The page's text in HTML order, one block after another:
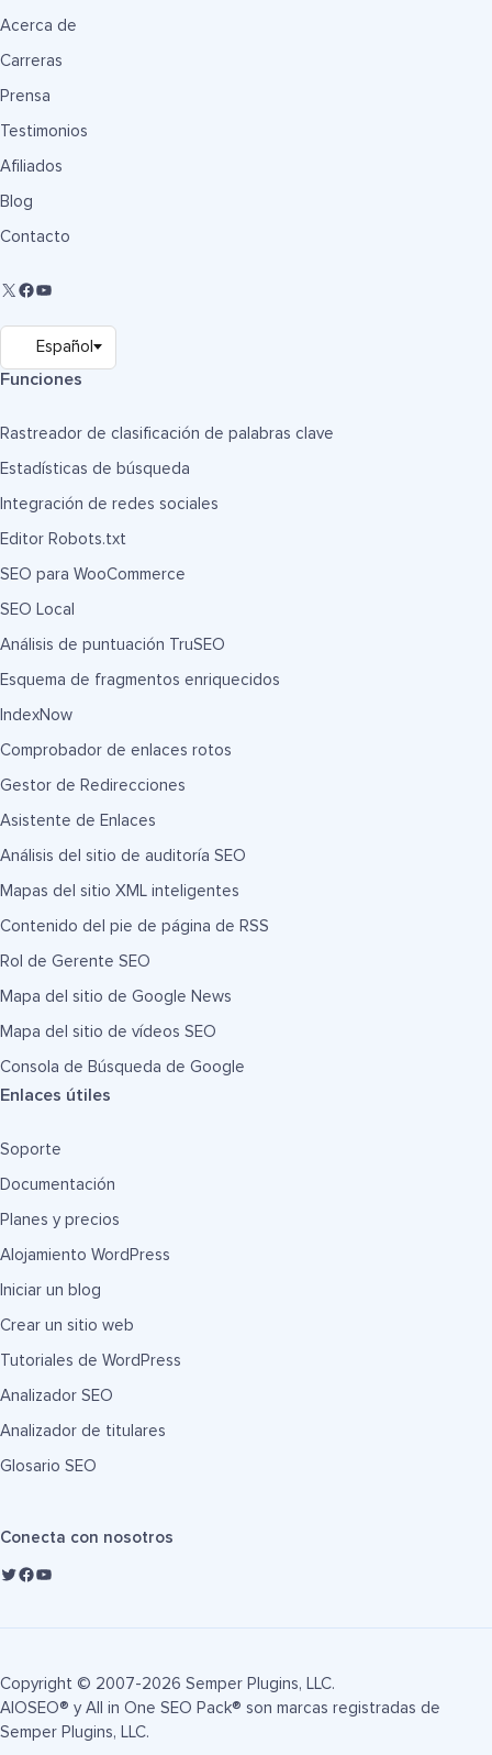
Acerca de
Carreras
Prensa
Testimonios
Afiliados
Blog
Contacto
Funciones
Rastreador de clasificación de palabras clave
Estadísticas de búsqueda
Integración de redes sociales
Editor Robots.txt
SEO para WooCommerce
SEO Local
Análisis de puntuación TruSEO
Esquema de fragmentos enriquecidos
IndexNow
Comprobador de enlaces rotos
Gestor de Redirecciones
Asistente de Enlaces
Análisis del sitio de auditoría SEO
Mapas del sitio XML inteligentes
Contenido del pie de página de RSS
Rol de Gerente SEO
Mapa del sitio de Google News
Mapa del sitio de vídeos SEO
Consola de Búsqueda de Google
Enlaces útiles
Soporte
Documentación
Planes y precios
Alojamiento WordPress
Iniciar un blog
Crear un sitio web
Tutoriales de WordPress
Analizador SEO
Analizador de titulares
Glosario SEO
Conecta con nosotros
Copyright © 2007-2026 Semper Plugins, LLC.
AIOSEO® y All in One SEO Pack® son marcas registradas de
Semper Plugins, LLC.